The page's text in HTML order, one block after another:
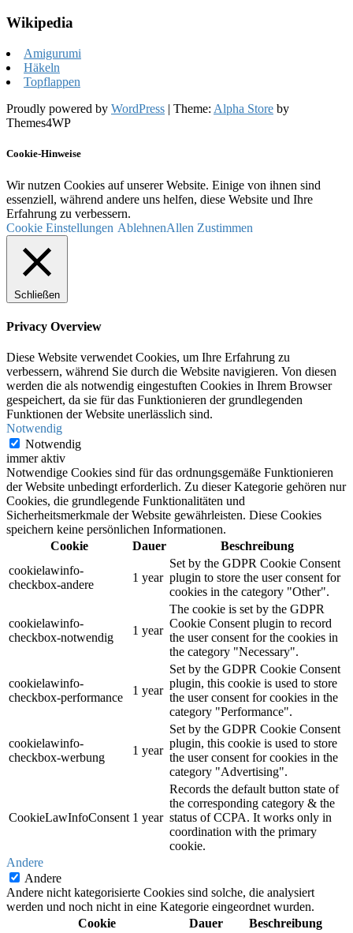
Wikipedia
Amigurumi
Häkeln
Topflappen
Proudly powered by WordPress | Theme: Alpha Store by
Themes4WP
Cookie-Hinweise
Wir nutzen Cookies auf unserer Website. Einige von ihnen sind
essenziell, während andere uns helfen, diese Website und Ihre
Erfahrung zu verbessern.
Cookie Einstellungen AblehnenAllen Zustimmen
Schließen
Privacy Overview
Diese Website verwendet Cookies, um Ihre Erfahrung zu
verbessern, während Sie durch die Website navigieren. Von diesen
werden die als notwendig eingestuften Cookies in Ihrem Browser
gespeichert, da sie für das Funktionieren der grundlegenden
Funktionen der Website unerlässlich sind.
Notwendig
Notwendig
immer aktiv
Notwendige Cookies sind für das ordnungsgemäße Funktionieren
der Website unbedingt erforderlich. Zu dieser Kategorie gehören nur
Cookies, die grundlegende Funktionalitäten und
Sicherheitsmerkmale der Website gewährleisten. Diese Cookies
speichern keine persönlichen Informationen.
Cookie
Dauer
Beschreibung
cookielawinfo-
checkbox-andere
1 year
Set by the GDPR Cookie Consent
plugin to store the user consent for
cookies in the category "Other".
cookielawinfo-
checkbox-notwendig
1 year
The cookie is set by the GDPR
Cookie Consent plugin to record
the user consent for the cookies in
the category "Necessary".
cookielawinfo-
checkbox-performance
1 year
Set by the GDPR Cookie Consent
plugin, this cookie is used to store
the user consent for cookies in the
category "Performance".
cookielawinfo-
checkbox-werbung
1 year
Set by the GDPR Cookie Consent
plugin, this cookie is used to store
the user consent for cookies in the
category "Advertising".
CookieLawInfoConsent 1 year
Records the default button state of
the corresponding category & the
status of CCPA. It works only in
coordination with the primary
cookie.
Andere
Andere
Andere nicht kategorisierte Cookies sind solche, die analysiert
werden und noch nicht in eine Kategorie eingeordnet wurden.
Cookie
Dauer
Beschreibung